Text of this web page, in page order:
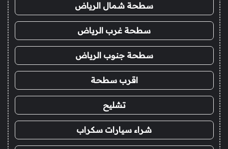
سطحة شمال الرياض
سطحة غرب الرياض
سطحة جنوب الرياض
اقرب سطحة
تشليح
شراء سيارات سكراب